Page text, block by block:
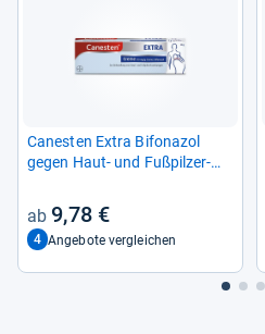
Canes­ten Extra Bifona­zol
gegen Haut-​ und Fuß­pil­zer­
9,78 €
4 Angebote vergleichen